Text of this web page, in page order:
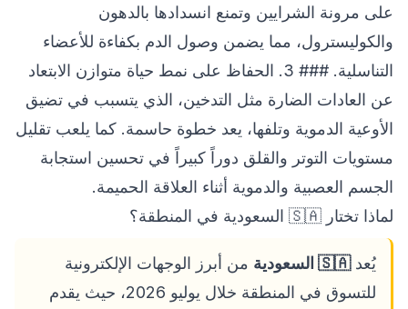
على مرونة الشرايين وتمنع انسدادها بالدهون
والكوليسترول، مما يضمن وصول الدم بكفاءة للأعضاء
التناسلية. ### 3. الحفاظ على نمط حياة متوازن الابتعاد
عن العادات الضارة مثل التدخين، الذي يتسبب في تضيق
الأوعية الدموية وتلفها، يعد خطوة حاسمة. كما يلعب تقليل
مستويات التوتر والقلق دوراً كبيراً في تحسين استجابة
الجسم العصبية والدموية أثناء العلاقة الحميمة.
لماذا تختار 🇸🇦 السعودية في المنطقة؟
يُعد🇸🇦 السعودية
من أبرز الوجهات الإلكترونية
للتسوق في المنطقة خلال يوليو 2026، حيث يقدم